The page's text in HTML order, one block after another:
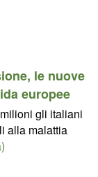
le nuove
europee
gli italiani
alla malattia